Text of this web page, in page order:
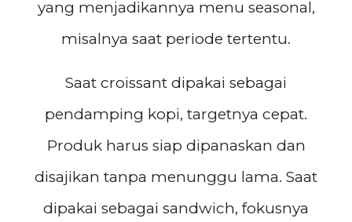
yang menjadikannya menu seasonal,
misalnya saat periode tertentu.
Saat croissant dipakai sebagai
pendamping kopi, targetnya cepat.
Produk harus siap dipanaskan dan
disajikan tanpa menunggu lama. Saat
dipakai sebagai sandwich, fokusnya